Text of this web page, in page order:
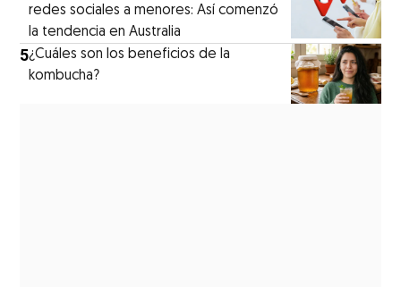
redes sociales a menores: Así comenzó
la tendencia en Australia
5¿Cuáles son los beneficios de la
kombucha?